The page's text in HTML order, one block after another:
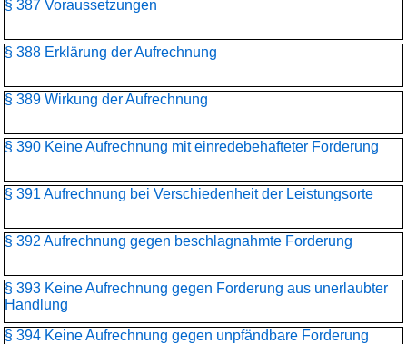
§ 387 Voraussetzungen
§ 388 Erklärung der Aufrechnung
§ 389 Wirkung der Aufrechnung
§ 390 Keine Aufrechnung mit einredebehafteter Forderung
§ 391 Aufrechnung bei Verschiedenheit der Leistungsorte
§ 392 Aufrechnung gegen beschlagnahmte Forderung
§ 393 Keine Aufrechnung gegen Forderung aus unerlaubter
Handlung
§ 394 Keine Aufrechnung gegen unpfändbare Forderung